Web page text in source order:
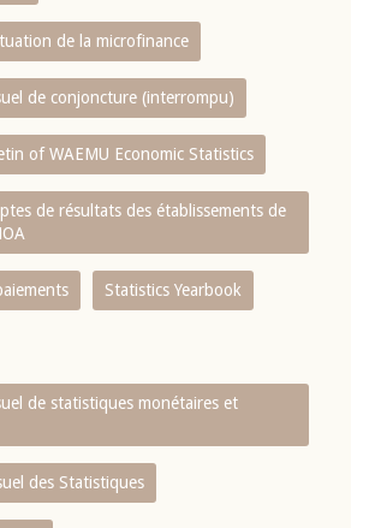
de la microfinance
de conjoncture (interrompu)
of WAEMU Economic Statistics
de résultats des établissements de
Statistics Yearbook
de statistiques monétaires et
des Statistiques